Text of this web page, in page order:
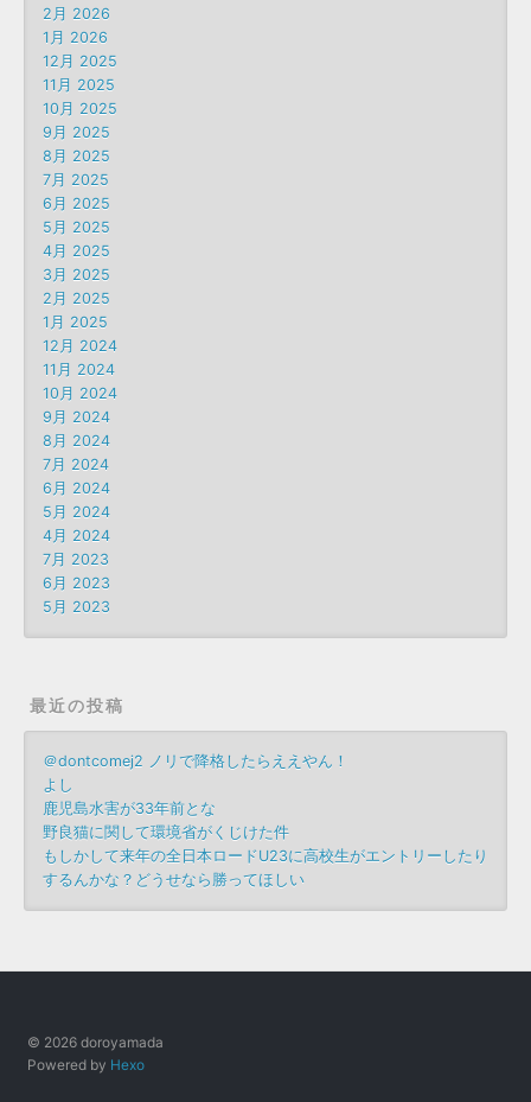
2月 2026
1月 2026
12月 2025
11月 2025
10月 2025
9月 2025
8月 2025
7月 2025
6月 2025
5月 2025
4月 2025
3月 2025
2月 2025
1月 2025
12月 2024
11月 2024
10月 2024
9月 2024
8月 2024
7月 2024
6月 2024
5月 2024
4月 2024
7月 2023
6月 2023
5月 2023
最近の投稿
＠dontcomej2 ノリで降格したらええやん！
よし
鹿児島水害が33年前とな
野良猫に関して環境省がくじけた件
もしかして来年の全日本ロードU23に高校生がエントリーしたり
するんかな？どうせなら勝ってほしい
© 2026 doroyamada
Powered by Hexo